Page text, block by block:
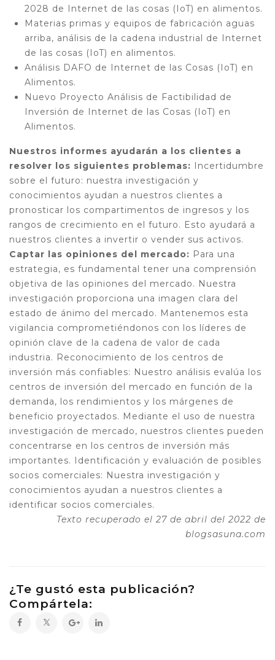
2028 de Internet de las cosas (IoT) en alimentos.
Materias primas y equipos de fabricación aguas
arriba, análisis de la cadena industrial de Internet
de las cosas (IoT) en alimentos.
Análisis DAFO de Internet de las Cosas (IoT) en
Alimentos.
Nuevo Proyecto Análisis de Factibilidad de
Inversión de Internet de las Cosas (IoT) en
Alimentos.
Nuestros informes ayudarán a los clientes a
resolver los siguientes problemas: Incertidumbre
sobre el futuro: nuestra investigación y
conocimientos ayudan a nuestros clientes a
pronosticar los compartimentos de ingresos y los
rangos de crecimiento en el futuro. Esto ayudará a
nuestros clientes a invertir o vender sus activos.
Captar las opiniones del mercado: Para una
estrategia, es fundamental tener una comprensión
objetiva de las opiniones del mercado. Nuestra
investigación proporciona una imagen clara del
estado de ánimo del mercado. Mantenemos esta
vigilancia comprometiéndonos con los líderes de
opinión clave de la cadena de valor de cada
industria. Reconocimiento de los centros de
inversión más confiables: Nuestro análisis evalúa los
centros de inversión del mercado en función de la
demanda, los rendimientos y los márgenes de
beneficio proyectados. Mediante el uso de nuestra
investigación de mercado, nuestros clientes pueden
concentrarse en los centros de inversión más
importantes. Identificación y evaluación de posibles
socios comerciales: Nuestra investigación y
conocimientos ayudan a nuestros clientes a
identificar socios comerciales.
Texto recuperado el 27 de abril del 2022 de
blogsasuna.com
¿Te gustó esta publicación?
Compártela: